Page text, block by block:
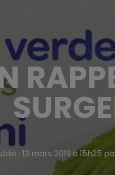
: 13 mars 2019 à 15h25